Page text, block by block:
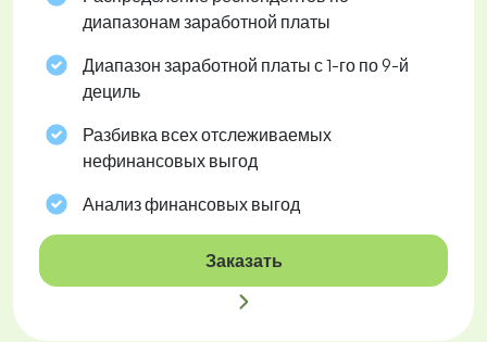
диапазонам заработной платы
Диапазон заработной платы с 1-го по 9-й
дециль
Разбивка всех отслеживаемых
нефинансовых выгод
Анализ финансовых выгод
Заказать